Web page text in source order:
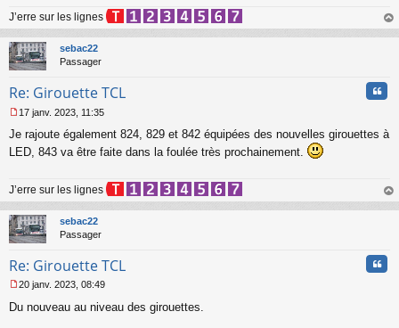
n
o
n
l
u
J’erre sur les lignes
au
sebac22
Passager
Re: Girouette TCL
e
s
g
e
n
o
n
u
17 janv. 2023, 11:35
Je rajoute également 824, 829 et 842 équipées des nouvelles girouettes à
LED, 843 va être faite dans la foulée très prochainement.
J’erre sur les lignes
au
sebac22
Passager
Re: Girouette TCL
e
20 janv. 2023, 08:49
Du nouveau au niveau des girouettes.